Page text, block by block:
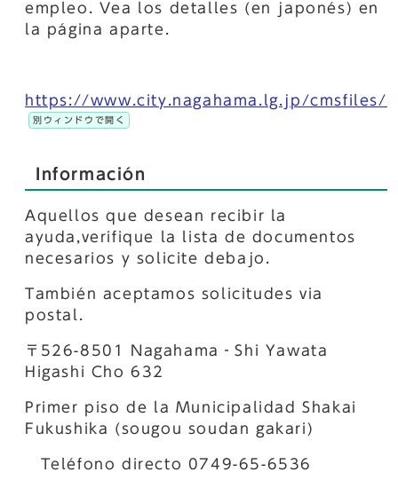
empleo. Vea los detalles (en japonés) en
la página aparte.
https://www.city.nagahama.lg.jp/
別ウィンドウで開く
Información
Aquellos que desean recibir la
ayuda,verifique la lista de documentos
necesarios y solicite debajo.
También aceptamos solicitudes via
postal.
〒526-8501 Nagahama‐Shi Yawata
Higashi Cho 632
Primer piso de la Municipalidad Shakai
Fukushika (sougou soudan gakari)
Teléfono directo 0749-65-6536